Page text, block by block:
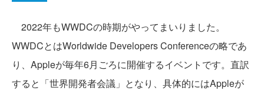
2022年もWWDCの時期がやってまいりました。
WWDCとはWorldwide Developers Conferenceの略であ
り、Appleが毎年6月ごろに開催するイベントです。直訳
すると「世界開発者会議」となり、具体的にはAppleが